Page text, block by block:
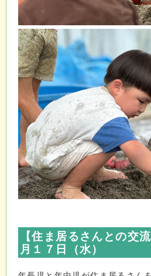
【住ま居るさんとの交
月１７日（水）